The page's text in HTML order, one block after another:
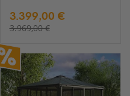
3.399,00 €
3.969,00 €